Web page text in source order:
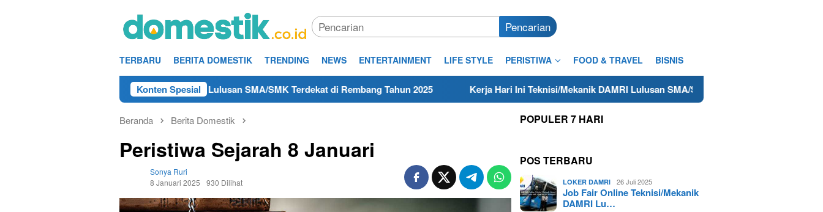
Pencarian
TERBARU BERITA DOMESTIK TRENDING NEWS ENTERTAINMENT LIFE STYLE PERISTIWA FOOD & TRAVEL BISNIS
Konten Spesial
Kerja Teknisi/Mekanik DAMRI Lulusan SMA/SMK Terdekat di Rembang Tahun 2025 Kerja Hari Ini Teknisi/Mekanik DAMRI Lulusan SMA/SMK Terdekat di Cilacap Tahun 2025
Beranda Berita Domestik
Peristiwa Sejarah 8 Januari
Sonya Ruri
8 Januari 2025
930 Dilihat
POPULER 7 HARI
POS TERBARU
LOKER DAMRI 26 Juli 2025
Job Fair Online Teknisi/Mekanik
DAMRI Lu…